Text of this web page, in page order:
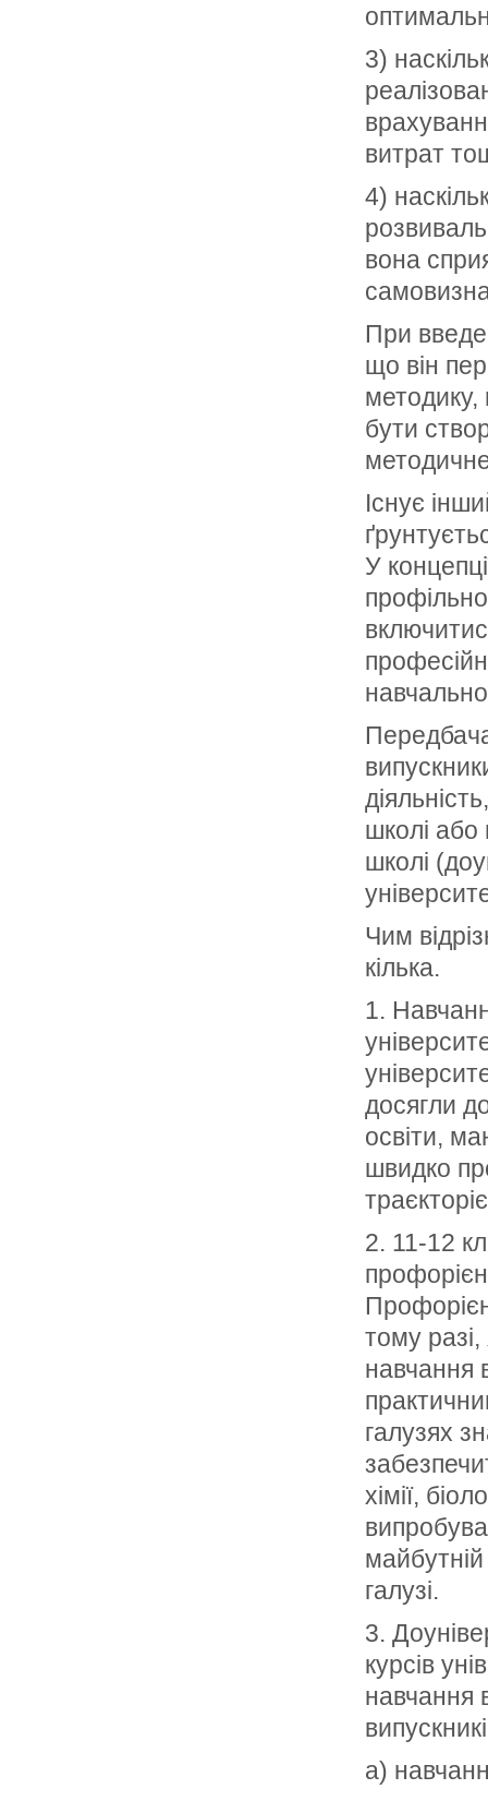
3)
витрат
4)
вона
При
що він
методику,
бути
Існує
У
школі або
школі
Чим
кілька.
1.
досягли
освіти,
швидко
2. 11-12
тому
навчання
галузях
хімії,
галузі.
3.
курсів
навчання
а)